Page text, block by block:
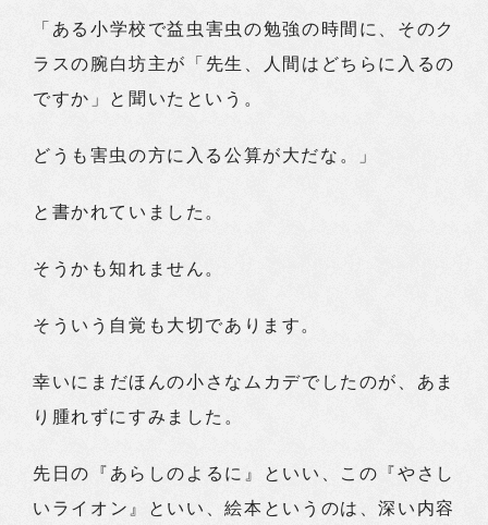
「ある小学校で益虫害虫の勉強の時間に、そのク
ラスの腕白坊主が「先生、人間はどちらに入るの
ですか」と聞いたという。
どうも害虫の方に入る公算が大だな。」
と書かれていました。
そうかも知れません。
そういう自覚も大切であります。
幸いにまだほんの小さなムカデでしたのが、あま
り腫れずにすみました。
先日の『あらしのよるに』といい、この『やさし
いライオン』といい、絵本というのは、深い内容